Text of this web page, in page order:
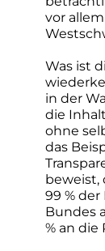
vor
Was ist
in der
die
ohne
das
beweist,
99 %
Bundes
% an